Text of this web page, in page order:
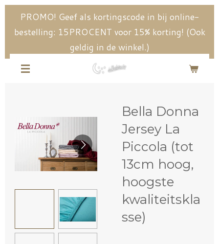
direct
de
hoofdinhoud
PROMO! Geef als kortingscode in bij online-
bestelling: 15PROCENT voor 15% korting! (Ook
geldig in de winkel.)
Bella Donna
Jersey La
Piccola (tot
13cm hoog,
hoogste
kwaliteitskla
sse)